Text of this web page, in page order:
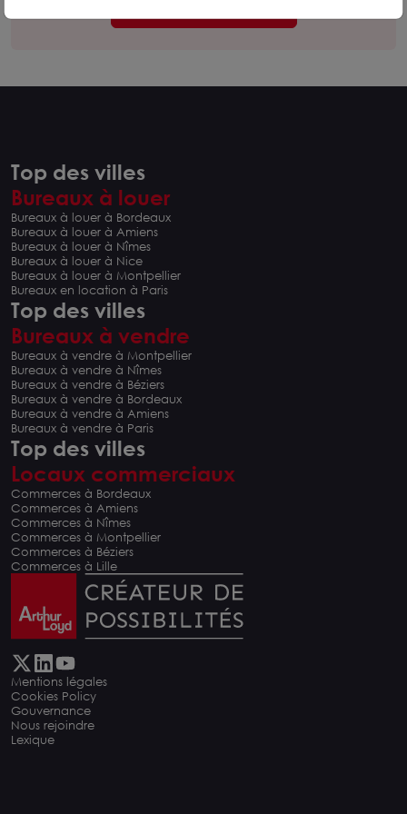
Top des villes
Bureaux à louer
Bureaux à louer à Bordeaux
Bureaux à louer à Amiens
Bureaux à louer à Nîmes
Bureaux à louer à Nice
Bureaux à louer à Montpellier
Bureaux en location à Paris
Top des villes
Bureaux à vendre
Bureaux à vendre à Montpellier
Bureaux à vendre à Nîmes
Bureaux à vendre à Béziers
Bureaux à vendre à Bordeaux
Bureaux à vendre à Amiens
Bureaux à vendre à Paris
Top des villes
Locaux commerciaux
Commerces à Bordeaux
Commerces à Amiens
Commerces à Nîmes
Commerces à Montpellier
Commerces à Béziers
Commerces à Lille
Mentions légales
Cookies Policy
Gouvernance
Nous rejoindre
Lexique